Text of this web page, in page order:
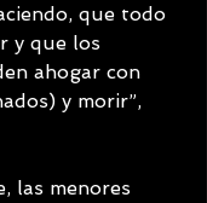
que todo
y que los
ahogar con
y morir”,
las menores